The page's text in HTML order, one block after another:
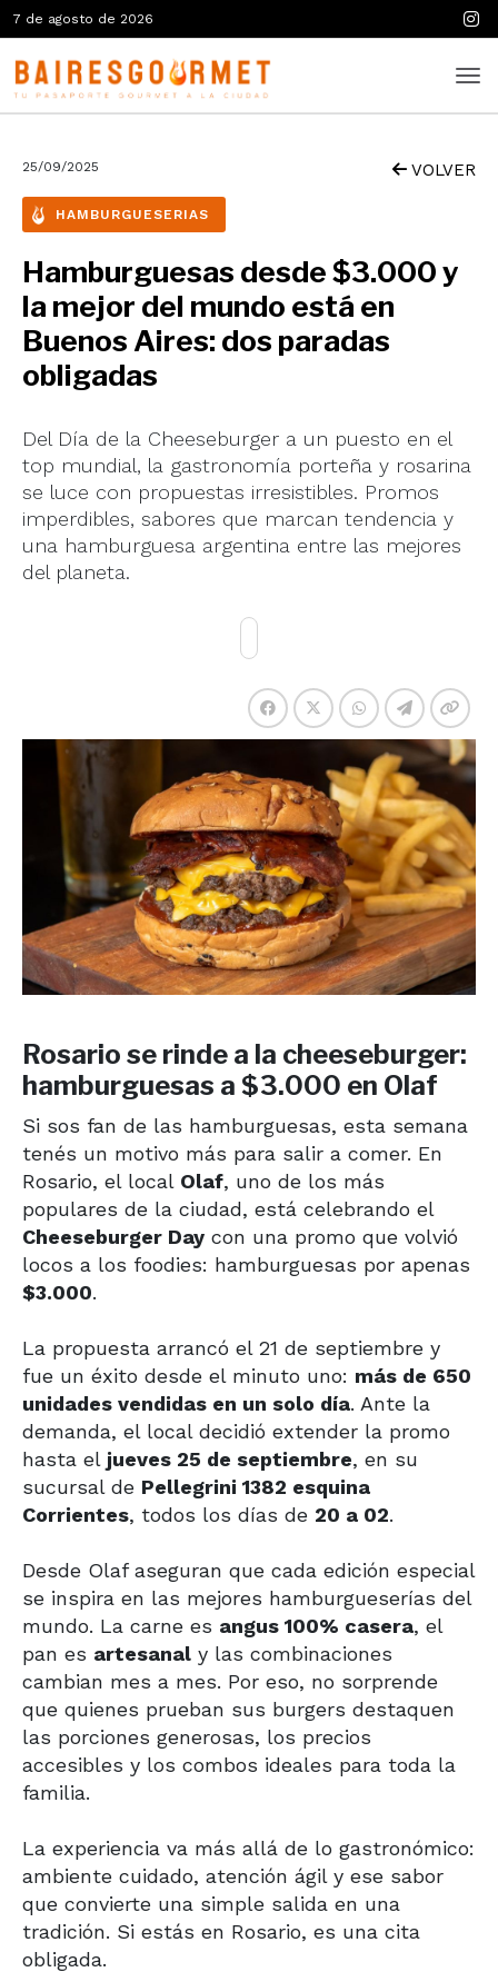
7 de agosto de 2026
25/09/2025 VOLVER
HAMBURGUESERIAS
Hamburguesas desde $3.000 y
la mejor del mundo está en
Buenos Aires: dos paradas
obligadas
Del Día de la Cheeseburger a un puesto en el
top mundial, la gastronomía porteña y rosarina
se luce con propuestas irresistibles. Promos
imperdibles, sabores que marcan tendencia y
una hamburguesa argentina entre las mejores
del planeta.
Rosario se rinde a la cheeseburger:
hamburguesas a $3.000 en Olaf
Si sos fan de las hamburguesas, esta semana
tenés un motivo más para salir a comer. En
Rosario, el local Olaf, uno de los más
populares de la ciudad, está celebrando el
Cheeseburger Day con una promo que volvió
locos a los foodies: hamburguesas por apenas
$3.000.
La propuesta arrancó el 21 de septiembre y
fue un éxito desde el minuto uno: más de 650
unidades vendidas en un solo día. Ante la
demanda, el local decidió extender la promo
hasta el jueves 25 de septiembre, en su
sucursal de Pellegrini 1382 esquina
Corrientes, todos los días de 20 a 02.
Desde Olaf aseguran que cada edición especial
se inspira en las mejores hamburgueserías del
mundo. La carne es angus 100% casera, el
pan es artesanal y las combinaciones
cambian mes a mes. Por eso, no sorprende
que quienes prueban sus burgers destaquen
las porciones generosas, los precios
accesibles y los combos ideales para toda la
familia.
La experiencia va más allá de lo gastronómico:
ambiente cuidado, atención ágil y ese sabor
que convierte una simple salida en una
tradición. Si estás en Rosario, es una cita
obligada.